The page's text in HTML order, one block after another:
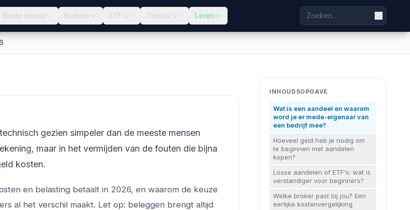
Beste keuze Brokers ETF's Thema's Leren
gezien simpeler dan de meeste mensen
maar in het vermijden van de fouten die bijna
kosten.
en belasting betaalt in 2026, en waarom de keuze
al het verschil maakt. Let op: beleggen brengt altijd
INHOUDSOPGAVE
Wat is een aandeel en waarom
word je er mede-eigenaar van
een bedrijf mee?
Hoeveel geld heb je nodig om
te beginnen met aandelen
kopen?
Losse aandelen of ETF's: wat is
verstandiger voor beginners?
Welke broker past bij jou? Een
eerlijke kostenvergelijking